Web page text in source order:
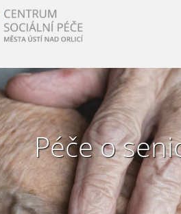
themes/cspuo2=
themes/cspuo2
Péče o